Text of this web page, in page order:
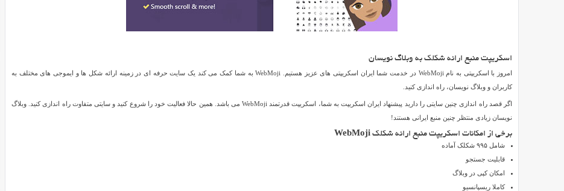
تا
به
حال
وبلاگ
اسکریپت منبع ارائه شکلک به وبلاگ نویسان
امروز با اسکریپتی به نام WebMoji در خدمت شما ایران اسکریپتی های عزیز هستیم. WebMoji به شما کمک می کند یک سایت حرفه ای در زمینه ارائه شکل ها و ایموجی های مختلف به
کاربران و وبلاگ نویسان، راه اندازی کنید.
اگر قصد راه اندازی چنین سایتی را دارید پیشنهاد ایران اسکریپت به شما، اسکریپت قدرتمند WebMoji می باشد. همین حالا فعالیت خود را شروع کنید و سایتی متفاوت راه اندازی کنید. وبلاگ
نویسان زیادی منتظر چنین منبع ایرانی هستند!
برخی از امکانات اسکریپت منبع ارائه شکلک WebMoji
شامل ۹۹۵ شکلک آماده
قابلیت جستجو
امکان کپی در وبلاگ
کاملا ریسپانسیو